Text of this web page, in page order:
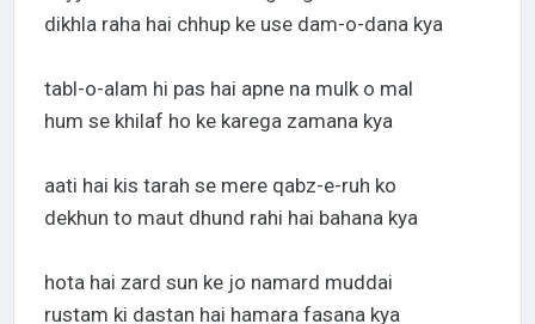
dikhla raha hai chhup ke use dam-o-dana kya
tabl-o-alam hi pas hai apne na mulk o mal
hum se khilaf ho ke karega zamana kya
aati hai kis tarah se mere qabz-e-ruh ko
dekhun to maut dhund rahi hai bahana kya
hota hai zard sun ke jo namard muddai
rustam ki dastan hai hamara fasana kya